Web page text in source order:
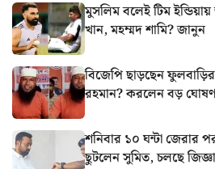
মুসলিম বলেই টিম
খান, মহম্মদ শামি? জানুন
বিজেপি ছাড়ছেন
রহমান? করলেন বড়
শনিবার ১০ ঘন্টা জেরার
ছুটলেন সুমিত, চলছে